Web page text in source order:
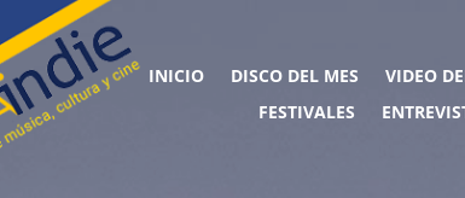
INICIO DISCO DEL MES VIDEO
FESTIVALES